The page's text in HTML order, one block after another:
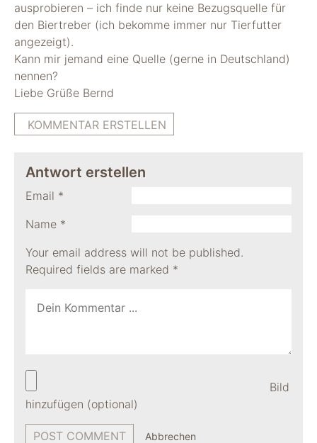
ausprobieren – ich finde nur keine Bezugsquelle für
den Biertreber (ich bekomme immer nur Tierfutter
angezeigt).
Kann mir jemand eine Quelle (gerne in Deutschland)
nennen?
Liebe Grüße Bernd
KOMMENTAR ERSTELLEN
Antwort erstellen
Your email address will not be published.
Required fields are marked *
Name *
Email *
Bild
hinzufügen (optional)
Abbrechen